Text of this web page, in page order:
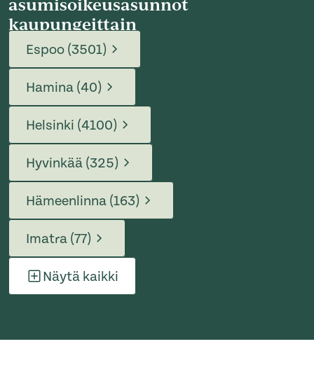
kaupungeittain
Espoo (3501)
Hamina (40)
Helsinki (4100)
Hyvinkää (325)
Hämeenlinna (163)
Imatra (77)
Näytä kaikki